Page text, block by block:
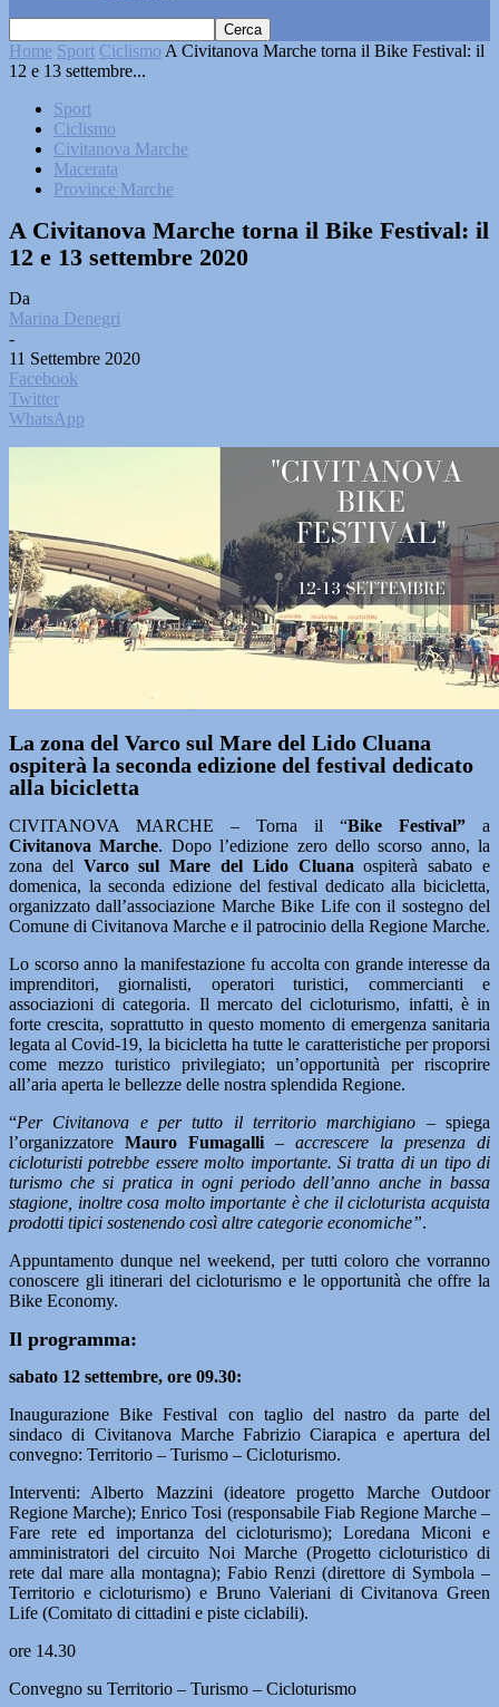
Home Sport Ciclismo A Civitanova Marche torna il Bike Festival: il
12 e 13 settembre...
Sport
Ciclismo
Civitanova Marche
Macerata
Province Marche
A Civitanova Marche torna il Bike Festival: il
12 e 13 settembre 2020
Da
Marina Denegri
-
11 Settembre 2020
Facebook
Twitter
WhatsApp
La zona del Varco sul Mare del Lido Cluana
ospiterà la seconda edizione del festival dedicato
alla bicicletta
CIVITANOVA MARCHE – Torna il “Bike Festival” a
Civitanova Marche. Dopo l’edizione zero dello scorso anno, la
zona del Varco sul Mare del Lido Cluana ospiterà sabato e
domenica, la seconda edizione del festival dedicato alla bicicletta,
organizzato dall’associazione Marche Bike Life con il sostegno del
Comune di Civitanova Marche e il patrocinio della Regione Marche.
Lo scorso anno la manifestazione fu accolta con grande interesse da
imprenditori, giornalisti, operatori turistici, commercianti e
associazioni di categoria. Il mercato del cicloturismo, infatti, è in
forte crescita, soprattutto in questo momento di emergenza sanitaria
legata al Covid-19, la bicicletta ha tutte le caratteristiche per proporsi
come mezzo turistico privilegiato; un’opportunità per riscoprire
all’aria aperta le bellezze delle nostra splendida Regione.
“Per Civitanova e per tutto il territorio marchigiano – spiega
l’organizzatore Mauro Fumagalli – accrescere la presenza di
cicloturisti potrebbe essere molto importante. Si tratta di un tipo di
turismo che si pratica in ogni periodo dell’anno anche in bassa
stagione, inoltre cosa molto importante è che il cicloturista acquista
prodotti tipici sostenendo così altre categorie economiche”.
Appuntamento dunque nel weekend, per tutti coloro che vorranno
conoscere gli itinerari del cicloturismo e le opportunità che offre la
Bike Economy.
Il programma:
sabato 12 settembre, ore 09.30:
Inaugurazione Bike Festival con taglio del nastro da parte del
sindaco di Civitanova Marche Fabrizio Ciarapica e apertura del
convegno: Territorio – Turismo – Cicloturismo.
Interventi: Alberto Mazzini (ideatore progetto Marche Outdoor
Regione Marche); Enrico Tosi (responsabile Fiab Regione Marche –
Fare rete ed importanza del cicloturismo); Loredana Miconi e
amministratori del circuito Noi Marche (Progetto cicloturistico di
rete dal mare alla montagna); Fabio Renzi (direttore di Symbola –
Territorio e cicloturismo) e Bruno Valeriani di Civitanova Green
Life (Comitato di cittadini e piste ciclabili).
ore 14.30
Convegno su Territorio – Turismo – Cicloturismo